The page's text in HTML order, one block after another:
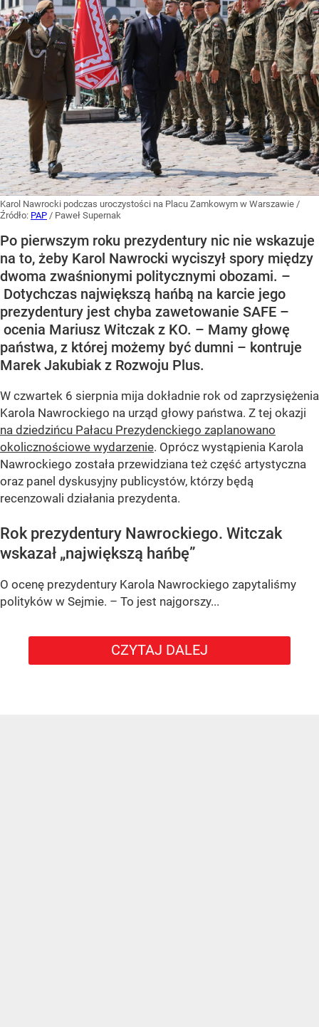
Karol Nawrocki podczas uroczystości na Placu Zamkowym w Warszawie /
Źródło: PAP / Paweł Supernak
Po pierwszym roku prezydentury nic nie wskazuje
na to, żeby Karol Nawrocki wyciszył spory między
dwoma zwaśnionymi politycznymi obozami. –
Dotychczas największą hańbą na karcie jego
prezydentury jest chyba zawetowanie SAFE –
ocenia Mariusz Witczak z KO. – Mamy głowę
państwa, z której możemy być dumni – kontruje
Marek Jakubiak z Rozwoju Plus.
W czwartek 6 sierpnia mija dokładnie rok od zaprzysiężenia
Karola Nawrockiego na urząd głowy państwa. Z tej okazji
na dziedzińcu Pałacu Prezydenckiego zaplanowano
okolicznościowe wydarzenie. Oprócz wystąpienia Karola
Nawrockiego została przewidziana też część artystyczna
oraz panel dyskusyjny publicystów, którzy będą
recenzowali działania prezydenta.
Rok prezydentury Nawrockiego. Witczak
wskazał „największą hańbę”
O ocenę prezydentury Karola Nawrockiego zapytaliśmy
polityków w Sejmie. – To jest najgorszy...
CZYTAJ DALEJ